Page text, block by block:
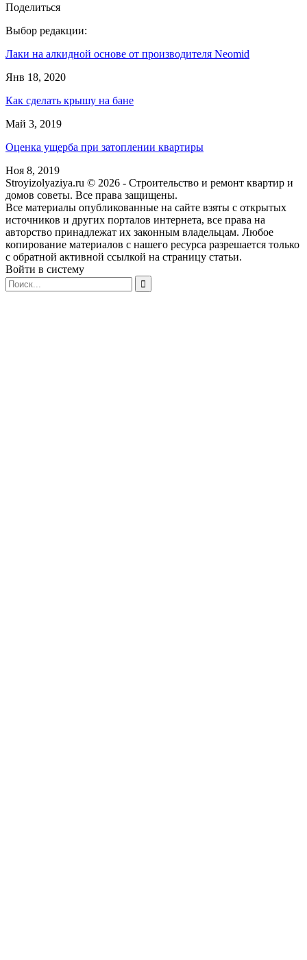
Поделиться
Выбор редакции:
Лаки на алкидной основе от производителя Neomid
Янв 18, 2020
Как сделать крышу на бане
Май 3, 2019
Оценка ущерба при затоплении квартиры
Ноя 8, 2019
Stroyizolyaziya.ru © 2026 - Строительство и ремонт квартир и
домов советы. Все права защищены.
Все материалы опубликованные на сайте взяты с открытых
источников и других порталов интернета, все права на
авторство принадлежат их законным владельцам. Любое
копирование материалов с нашего ресурса разрешается только
с обратной активной ссылкой на страницу статьи.
Войти в систему